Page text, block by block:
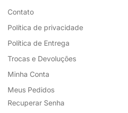
Contato
Política de privacidade
Política de Entrega
Trocas e Devoluções
Minha Conta
Meus Pedidos
Recuperar Senha